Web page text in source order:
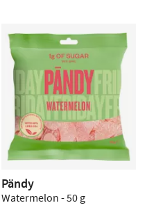
Pändy
Watermelon - 50 g